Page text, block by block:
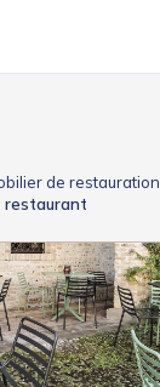
de restauration
restaurant